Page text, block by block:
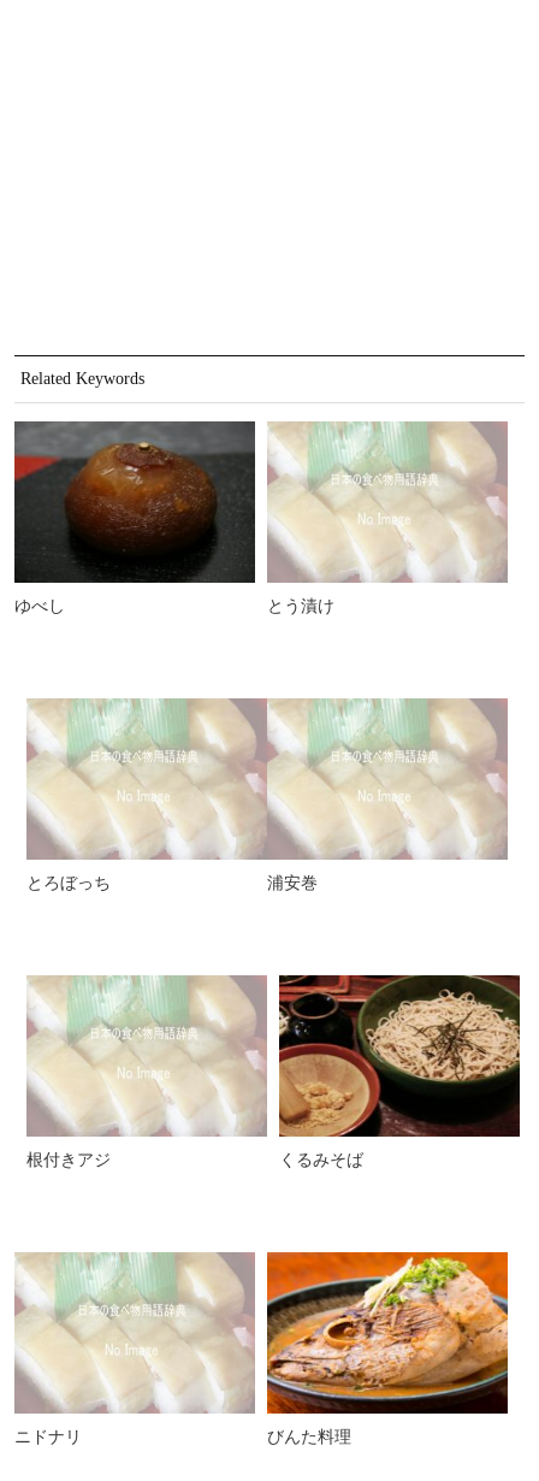
Related Keywords
ゆべし とう漬け
とろぼっち 浦安巻
根付きアジ くるみそば
ニドナリ びんた料理